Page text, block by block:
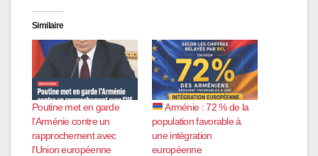
Similaire
Poutine met en garde
l’Arménie contre un
rapprochement avec
l’Union européenne
Arménie : 72 % de la
population favorable à
une intégration
européenne